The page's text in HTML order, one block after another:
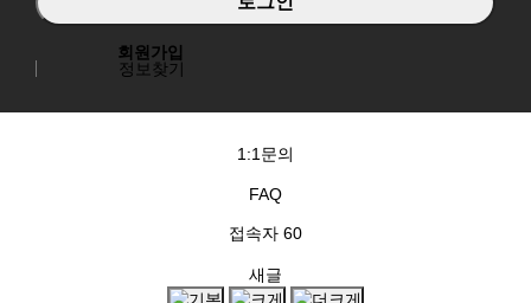
회원가입
정보찾기
1:1문의
FAQ
접속자 60
새글